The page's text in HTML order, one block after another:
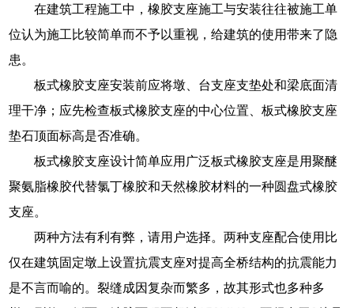
在建筑工程施工中，橡胶支座施工与安装往往被施工单
位认为施工比较简单而不予以重视，给建筑的使用带来了隐
患。
板式橡胶支座安装前应将墩、台支座支垫处和梁底面清
理干净；应先检查板式橡胶支座的中心位置、板式橡胶支座
垫石顶面标高是否准确。
板式橡胶支座设计简单应用广泛板式橡胶支座是用聚醚
聚氨脂橡胶代替氯丁橡胶和天然橡胶材料的一种圆盘式橡胶
支座。
两种方法有利有弊，请用户选择。两种支座配合使用比
仅在建筑固定墩上设置抗震支座对提高全桥结构的抗震能力
是不言而喻的。裂缝成因复杂而繁多，故其形式也多种多